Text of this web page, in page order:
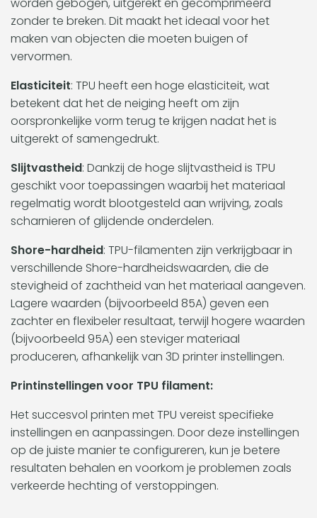
zonder te breken. Dit maakt het ideaal voor het
maken van objecten die moeten buigen of
vervormen.
Elasticiteit: TPU heeft een hoge elasticiteit, wat
betekent dat het de neiging heeft om zijn
oorspronkelijke vorm terug te krijgen nadat het is
uitgerekt of samengedrukt.
Slijtvastheid: Dankzij de hoge slijtvastheid is TPU
geschikt voor toepassingen waarbij het materiaal
regelmatig wordt blootgesteld aan wrijving, zoals
scharnieren of glijdende onderdelen.
Shore-hardheid: TPU-filamenten zijn verkrijgbaar in
verschillende Shore-hardheidswaarden, die de
stevigheid of zachtheid van het materiaal aangeven.
Lagere waarden (bijvoorbeeld 85A) geven een
zachter en flexibeler resultaat, terwijl hogere waarden
(bijvoorbeeld 95A) een steviger materiaal
produceren, afhankelijk van 3D printer instellingen.
Printinstellingen voor TPU filament:
Het succesvol printen met TPU vereist specifieke
instellingen en aanpassingen. Door deze instellingen
op de juiste manier te configureren, kun je betere
resultaten behalen en voorkom je problemen zoals
verkeerde hechting of verstoppingen.